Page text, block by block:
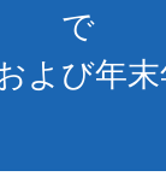
で
よび年